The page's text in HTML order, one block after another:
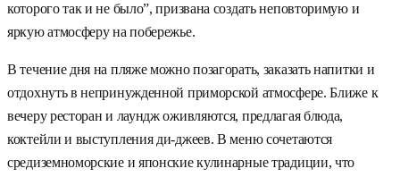
которого так и не было”, призвана создать неповторимую и
яркую атмосферу на побережье.
В течение дня на пляже можно позагорать, заказать напитки и
отдохнуть в непринужденной приморской атмосфере. Ближе к
вечеру ресторан и лаундж оживляются, предлагая блюда,
коктейли и выступления ди-джеев. В меню сочетаются
средиземноморские и японские кулинарные традиции, что